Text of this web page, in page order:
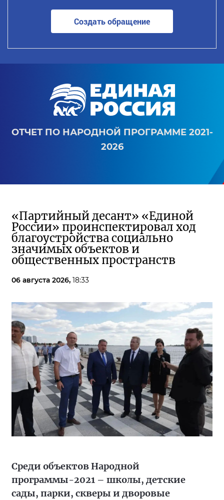
Создать обращение
ОТЧЕТ ПО НАРОДНОЙ ПРОГРАММЕ 2021-
2026
«Партийный десант» «Единой
России» проинспектировал ход
благоустройства социально
значимых объектов и
общественных пространств
06 августа 2026, 18:33
Среди объектов Народной
программы-2021 – школы, детские
сады, парки, скверы и дворовые